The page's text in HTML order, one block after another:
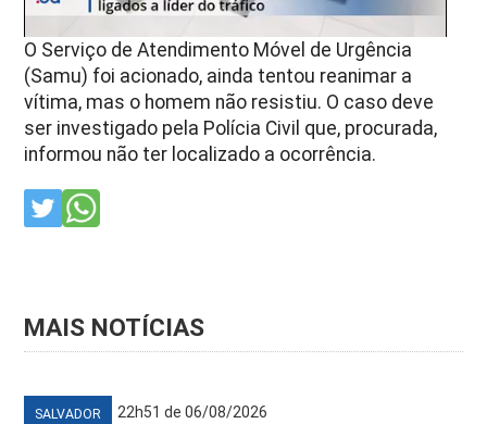
O Serviço de Atendimento Móvel de Urgência
(Samu) foi acionado, ainda tentou reanimar a
vítima, mas o homem não resistiu. O caso deve
ser investigado pela Polícia Civil que, procurada,
informou não ter localizado a ocorrência.
MAIS NOTÍCIAS
SALVADOR 22h51 de 06/08/2026